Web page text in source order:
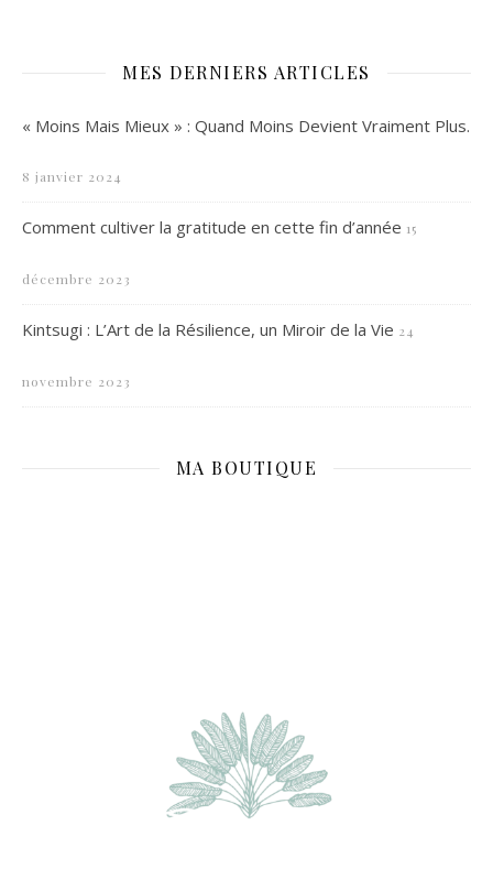
MES DERNIERS ARTICLES
« Moins Mais Mieux » : Quand Moins Devient Vraiment Plus.
8 janvier 2024
Comment cultiver la gratitude en cette fin d’année 15
décembre 2023
Kintsugi : L’Art de la Résilience, un Miroir de la Vie 24
novembre 2023
MA BOUTIQUE